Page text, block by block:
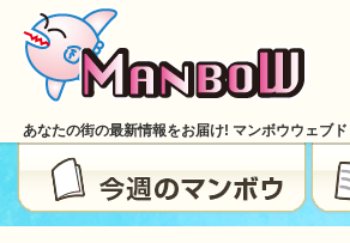
あなたの街の最新情報をお届け! マンボウウェブ